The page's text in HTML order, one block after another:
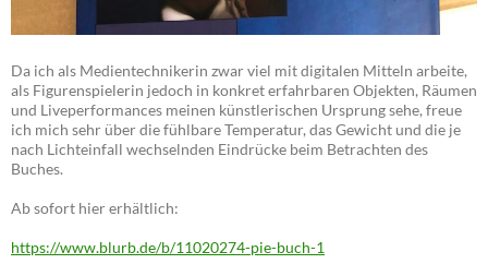
Da ich als Medientechnikerin zwar viel mit digitalen Mitteln arbeite,
als Figurenspielerin jedoch in konkret erfahrbaren Objekten, Räumen
und Liveperformances meinen künstlerischen Ursprung sehe, freue
ich mich sehr über die fühlbare Temperatur, das Gewicht und die je
nach Lichteinfall wechselnden Eindrücke beim Betrachten des
Buches.
Ab sofort hier erhältlich:
https://www.blurb.de/b/11020274-pie-buch-1